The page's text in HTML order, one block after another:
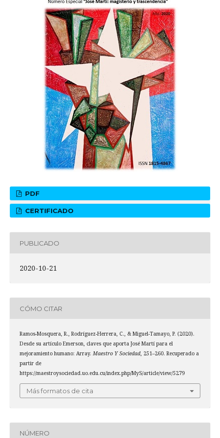
PDF
CERTIFICADO
PUBLICADO
2020-10-21
CÓMO CITAR
Ramos-Mosquera, R., Rodríguez-Herrera, C., & Miguel-Tamayo, P. (2020).
Desde su artículo Emerson, claves que aporta José Martí para el
mejoramiento humano: Array. Maestro Y Sociedad, 251–260. Recuperado a
partir de
https://maestroysociedad.uo.edu.cu/index.php/MyS/article/view/5279
Más formatos de cita
NÚMERO